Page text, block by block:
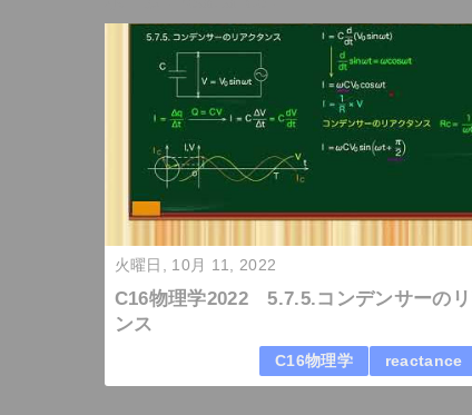
火曜日, 10月 11, 2022
C16物理学2022 5.7.5.コンデンサーのリ
ンス
C16物理学 reactance